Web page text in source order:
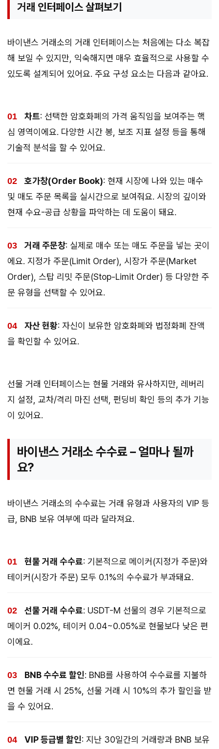
거래 인터페이스 살펴보기
바이낸스 거래소의 거래 인터페이스는 처음에는 다소 복잡
해 보일 수 있지만, 익숙해지면 매우 효율적으로 사용할 수
있도록 설계되어 있어요. 주요 구성 요소는 다음과 같아요.
차트: 선택한 암호화폐의 가격 움직임을 보여주는 핵
심 영역이에요. 다양한 시간 봉, 보조 지표 설정 등을 통해
기술적 분석을 할 수 있어요.
호가창(Order Book): 현재 시장에 나와 있는 매수
및 매도 주문 목록을 실시간으로 보여줘요. 시장의 깊이와
현재 수요-공급 상황을 파악하는 데 도움이 돼요.
거래 주문창: 실제로 매수 또는 매도 주문을 넣는 곳이
에요. 지정가 주문(Limit Order), 시장가 주문(Market
Order), 스탑 리밋 주문(Stop-Limit Order) 등 다양한 주
문 유형을 선택할 수 있어요.
자산 현황: 자신이 보유한 암호화폐와 법정화폐 잔액
을 확인할 수 있어요.
선물 거래 인터페이스는 현물 거래와 유사하지만, 레버리
지 설정, 교차/격리 마진 선택, 펀딩비 확인 등의 추가 기능
이 있어요.
바이낸스 거래소 수수료 – 얼마나 될까
요?
바이낸스 거래소의 수수료는 거래 유형과 사용자의 VIP 등
급, BNB 보유 여부에 따라 달라져요.
현물 거래 수수료: 기본적으로 메이커(지정가 주문)와
테이커(시장가 주문) 모두 0.1%의 수수료가 부과돼요.
선물 거래 수수료: USDT-M 선물의 경우 기본적으로
메이커 0.02%, 테이커 0.04~0.05%로 현물보다 낮은 편
이에요.
BNB 수수료 할인: BNB를 사용하여 수수료를 지불하
면 현물 거래 시 25%, 선물 거래 시 10%의 추가 할인을 받
을 수 있어요.
VIP 등급별 할인: 지난 30일간의 거래량과 BNB 보유